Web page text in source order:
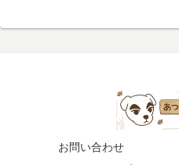
お問い合わせ